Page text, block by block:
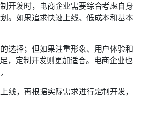
开发时，电商企业需要综合考虑自身
。如果追求快速上线、低成本和基本
选择；但如果注重形象、用户体验和
，定制开发则更加适合。电商企业也
线，再根据实际需求进行定制开发，